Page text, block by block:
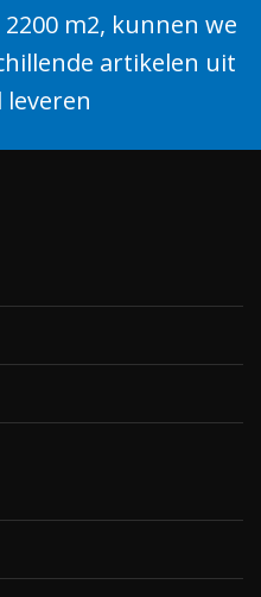
m2, kunnen we
artikelen uit